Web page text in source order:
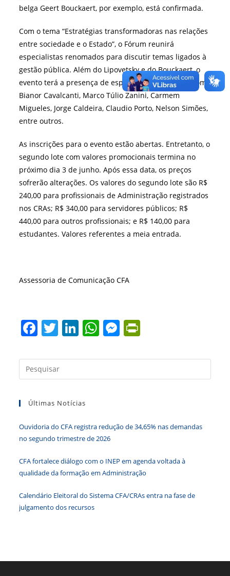
belga Geert Bouckaert, por exemplo, está confirmada.
Com o tema “Estratégias transformadoras nas relações
entre sociedade e o Estado”, o Fórum reunirá
especialistas renomados para discutir temas ligados à
gestão pública. Além do Lipovetsky e do Bouckaert, o
evento terá a presença de especialistas nacionais como
Bianor Cavalcanti, Marco Túlio Zanini, Carmem
Migueles, Jorge Caldeira, Claudio Porto, Nelson Simões,
entre outros.
As inscrições para o evento estão abertas. Entretanto, o
segundo lote com valores promocionais termina no
próximo dia 3 de junho. Após essa data, os preços
sofrerão alterações. Os valores do segundo lote são R$
240,00 para profissionais de Administração registrados
nos CRAs; R$ 340,00 para servidores públicos; R$
440,00 para outros profissionais; e R$ 140,00 para
estudantes. Valores referentes a meia entrada.
Assessoria de Comunicação CFA
F
c
e
o
o
k
T
itt
er
Li
k
e
n
W
at
s
p
M
ss
e
er
tF
ri
dl
a
Últimas Notícias
Ouvidoria do CFA registra redução de 34,65% nas demandas
no segundo trimestre de 2026
CFA fortalece diálogo com o INEP em agenda voltada à
qualidade da formação em Administração
Calendário Eleitoral do Sistema CFA/CRAs entra na fase de
julgamento dos recursos